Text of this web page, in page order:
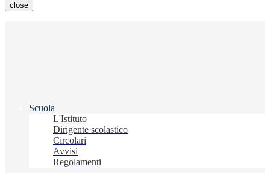
close
Scuola
L'Istituto
Dirigente scolastico
Circolari
Avvisi
Regolamenti